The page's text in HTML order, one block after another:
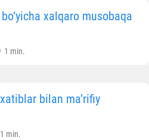
xalqaro musobaqa
1 min.
bilan ma’rifiy
1 min.